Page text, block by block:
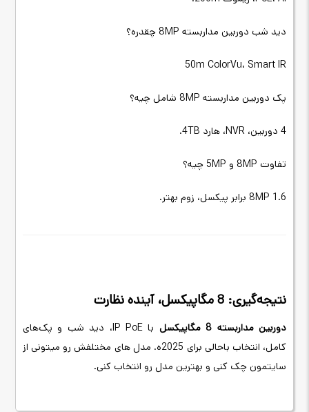
دید شب دوربین مداربسته 8MP چقدره؟
50m ColorVu، Smart IR
پک دوربین مداربسته 8MP شامل چیه؟
4 دوربین، NVR، هارد 4TB.
تفاوت 8MP و 5MP چیه؟
8MP 1.6 برابر پیکسل، زوم بهتر.
نتیجه‌گیری: 8 مگاپیکسل، آینده نظارت
دوربین مداربسته 8 مگاپیکسل
با IP PoE، دید شب و پک‌های
کامل، انتخاب باحالی برای 2025ه. مدل های مختلفش رو میتونی از
سایتمون چک کنی و بهترین مدل رو انتخاب کنی.